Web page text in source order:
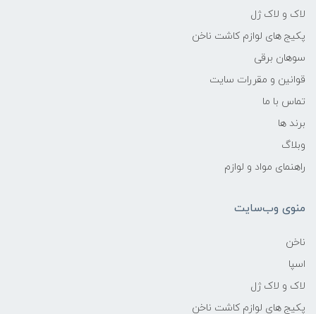
لاک و لاک ژل
پکیج های لوازم کاشت ناخن
سوهان برقی
قوانین و مقررات سایت
تماس با ما
برند ها
وبلاگ
راهنمای مواد و لوازم
منوی وب‌سایت
ناخن
اسپا
لاک و لاک ژل
پکیج های لوازم کاشت ناخن